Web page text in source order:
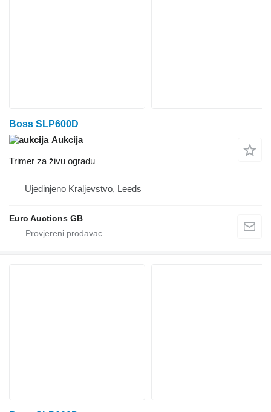
Boss SLP600D
Aukcija
Trimer za živu ogradu
Ujedinjeno Kraljevstvo, Leeds
Euro Auctions GB